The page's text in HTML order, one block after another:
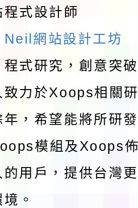
實施計畫」
安中心白海豚
人才培育課程
市115學年度
本土語及新住民
點各1份
農教育專業人
（防空）演習－
行計畫」
金融知識線上
學年度第1學
式設計師
Neil網站設計工坊
程式研究，創意突
致力於Xoops相關
年，希望能將所研
模組及Xoops
的用戶，提供台灣
。